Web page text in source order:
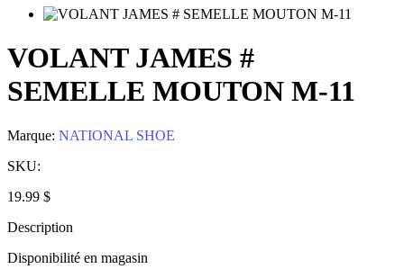
VOLANT JAMES #
SEMELLE MOUTON M-11
Marque: NATIONAL SHOE
SKU:
19.99 $
Description
Disponibilité en magasin